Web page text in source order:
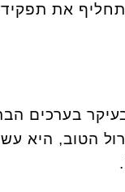
תחליף את
בערכים
הטוב, היא